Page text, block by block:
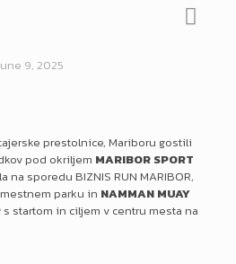
9, 2025
prestolnice, Mariboru gostili
pod okriljem MARIBOR SPORT
na sporedu BIZNIS RUN MARIBOR,
parku in NAMMAN MUAY
s startom in ciljem v centru mesta na